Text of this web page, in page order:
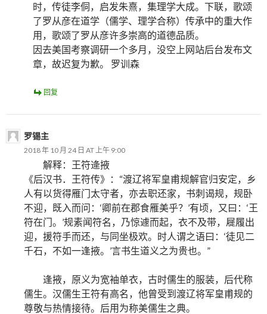
时，传徒李侗，启发朱熹，集理学大成。下联，歌颂
了罗从彦在道学（儒学、理学合称）传承中的重大作
用，歌颂了罗从彦许多崇高的道德品质。
因去美国考察调研一个多月，没空上网站后台发布文
章，故迟复为歉。 罗训森
回复
罗锡主
2018 年 10 月 24 日 AT 上午 9:00
解释：王符逄掖
《后汉书．王符传》：“渡辽将军皇甫规解官归安定，乡
人有以货得雁门太守者，亦去职还家，书刺谒规，规卧
不迎，既入而问：‘卿前在郡食雁美乎？’有顷，又曰：‘王
符在门。’规素闻符名，乃惊遽而起，衣不及带，屣履出
迎，援符手而还，与同坐极欢。时人谓之语曰：‘徒见二
千石，不如一逢掖。’言书生道义之为贵也。”
逢掖，原义为宽袖单衣，古时儒生的服装，后代称
儒生。汉儒生王符有高名，他曾受到渡辽将军皇甫规的
尊敬与热情接待。后用为称美儒生之典。